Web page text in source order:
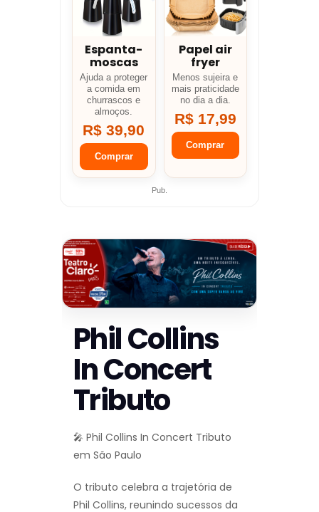
Espanta-
moscas
Ajuda a proteger
a comida em
churrascos e
almoços.
R$ 39,90
Comprar
Papel air
fryer
Menos sujeira e
mais praticidade
no dia a dia.
R$ 17,99
Comprar
Pub.
Phil Collins
In Concert
Tributo
🎤 Phil Collins In Concert Tributo
em São Paulo
O tributo celebra a trajetória de
Phil Collins, reunindo sucessos da